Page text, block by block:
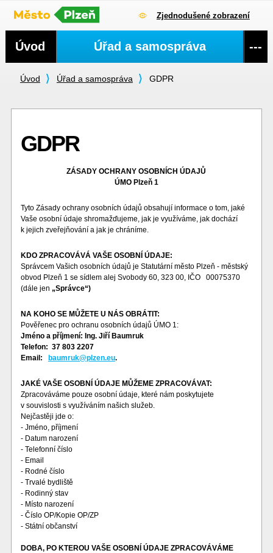
Zjednodušené zobrazení
Úvod Úřad a samospráva GDPR
GDPR
ZÁSADY OCHRANY OSOBNÍCH ÚDAJŮ
ÚMO Plzeň 1
Tyto Zásady ochrany osobních údajů obsahují informace o tom, jaké
Vaše osobní údaje shromažďujeme, jak je využíváme, jak dochází
k jejich zveřejňování a jak je chráníme.
KDO ZPRACOVÁVÁ VAŠE OSOBNÍ ÚDAJE:
Správcem Vašich osobních údajů je Statutární město Plzeň - městský
obvod Plzeň 1 se sídlem alej Svobody 60, 323 00, IČO 00075370
(dále jen „Správce“)
NA KOHO SE MŮŽETE U NÁS OBRÁTIT:
Pověřenec pro ochranu osobních údajů ÚMO 1:
Jméno a příjmení: Ing. Jiří Baumruk
Telefon: 37 803 2207
Email:
baumruk@plzen.eu.
JAKÉ VAŠE OSOBNÍ ÚDAJE MŮŽEME ZPRACOVÁVAT:
Zpracováváme pouze osobní údaje, které nám poskytujete
v souvislosti s využíváním našich služeb.
Nejčastěji jde o:
- Jméno, příjmení
- Datum narození
- Telefonní číslo
- Email
- Rodné číslo
- Trvalé bydliště
- Rodinný stav
- Místo narození
- Číslo OP/Kopie OP/ZP
- Státní občanství
DOBA, PO KTEROU VAŠE OSOBNÍ ÚDAJE ZPRACOVÁVÁME
Navigace
Úvod Úřad a samospráva ---